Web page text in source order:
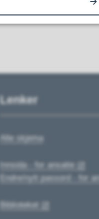
Lenker
Alle skjema
Innsida - for ansatte
Endre/nytt passord - for
Biblioteket